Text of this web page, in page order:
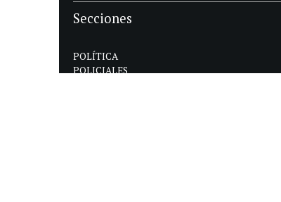
Secciones
POLÍTICA
POLICIALES